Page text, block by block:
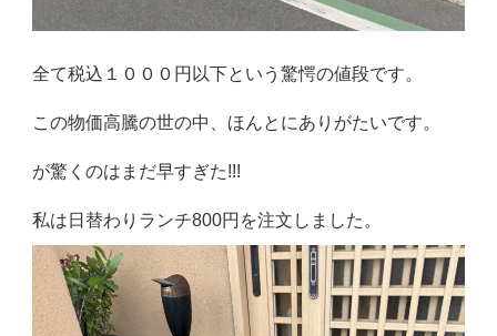
全て税込１０００円以下という驚愕の値段です。
この物価高騰の世の中、ほんとにありがたいです。
が驚くのはまだ早すぎた!!!
私は日替わりランチ800円を注文しました。